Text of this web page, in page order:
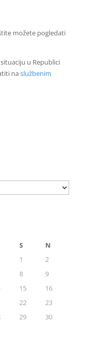
možete pogledati
u Republici
naslužbenim
S
N
1
2
8
9
15
16
22
23
29
30